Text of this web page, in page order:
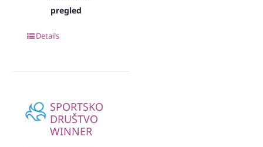
pregled
Details
SPORTSKO
DRUŠTVO
WINNER